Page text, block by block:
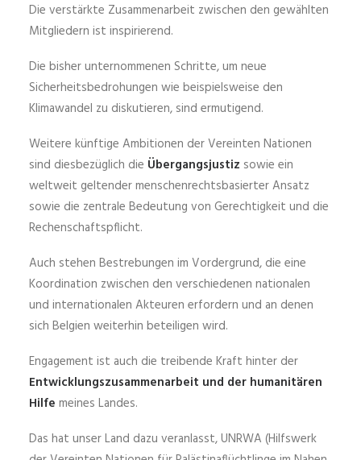
Die verstärkte Zusammenarbeit zwischen den gewählten
Mitgliedern ist inspirierend.
Die bisher unternommenen Schritte, um neue
Sicherheitsbedrohungen wie beispielsweise den
Klimawandel zu diskutieren, sind ermutigend.
Weitere künftige Ambitionen der Vereinten Nationen
sind diesbezüglich die Übergangsjustiz sowie ein
weltweit geltender menschenrechtsbasierter Ansatz
sowie die zentrale Bedeutung von Gerechtigkeit und die
Rechenschaftspflicht.
Auch stehen Bestrebungen im Vordergrund, die eine
Koordination zwischen den verschiedenen nationalen
und internationalen Akteuren erfordern und an denen
sich Belgien weiterhin beteiligen wird.
Engagement ist auch die treibende Kraft hinter der
Entwicklungszusammenarbeit und der humanitären
Hilfe meines Landes.
Das hat unser Land dazu veranlasst, UNRWA (Hilfswerk